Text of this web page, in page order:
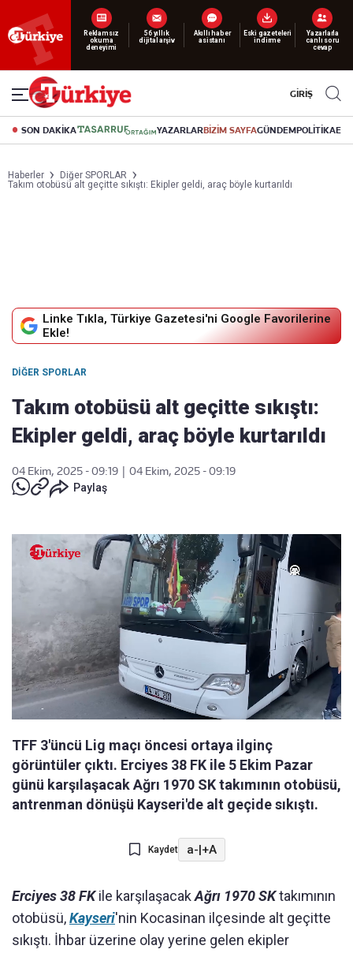
Reklamsız
okuma
deneyimi
56 yıllık
dijital arşiv
Akıllı haber
asistanı
Eski gazeteleri
indirme
Yazarlarla
canlı soru
cevap
GİRİŞ
SON DAKİKA YAZARLARBİZİM SAYFAGÜNDEMPOLİTİKA
Haberler
Diğer SPORLAR
Takım otobüsü alt geçitte sıkıştı: Ekipler geldi, araç böyle kurtarıldı
Linke Tıkla, Türkiye Gazetesi'ni Google Favorilerine
Ekle!
DIĞER SPORLAR
Takım otobüsü alt geçitte sıkıştı:
Ekipler geldi, araç böyle kurtarıldı
04 Ekim, 2025 - 09:19
04 Ekim, 2025 - 09:19
Paylaş
TFF 3'üncü Lig maçı öncesi ortaya ilginç
görüntüler çıktı. Erciyes 38 FK ile 5 Ekim Pazar
günü karşılaşacak Ağrı 1970 SK takımının otobüsü,
antrenman dönüşü Kayseri'de alt geçide sıkıştı.
Kaydet a-|+A
Erciyes 38 FKile karşılaşacakAğrı 1970 SKtakımının
otobüsü,Kayseri'nin Kocasinan ilçesinde alt geçitte
sıkıştı. İhbar üzerine olay yerine gelen ekipler